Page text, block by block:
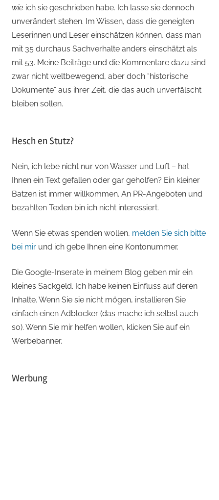
wie ich sie geschrieben habe. Ich lasse sie dennoch
unverändert stehen. Im Wissen, dass die geneigten
Leserinnen und Leser einschätzen können, dass man
mit 35 durchaus Sachverhalte anders einschätzt als
mit 53. Meine Beiträge und die Kommentare dazu sind
zwar nicht weltbewegend, aber doch “historische
Dokumente” aus ihrer Zeit, die das auch unverfälscht
bleiben sollen.
Hesch en Stutz?
Nein, ich lebe nicht nur von Wasser und Luft – hat
Ihnen ein Text gefallen oder gar geholfen? Ein kleiner
Batzen ist immer willkommen. An PR-Angeboten und
bezahlten Texten bin ich nicht interessiert.
Wenn Sie etwas spenden wollen, melden Sie sich bitte
bei mir und ich gebe Ihnen eine Kontonummer.
Die Google-Inserate in meinem Blog geben mir ein
kleines Sackgeld. Ich habe keinen Einfluss auf deren
Inhalte. Wenn Sie sie nicht mögen, installieren Sie
einfach einen Adblocker (das mache ich selbst auch
so). Wenn Sie mir helfen wollen, klicken Sie auf ein
Werbebanner.
Werbung